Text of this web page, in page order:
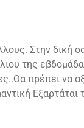
Στην δική
της
πρέπει να